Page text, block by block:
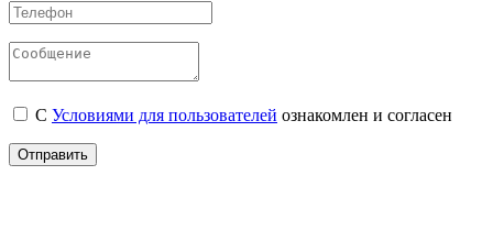
С Условиями для пользователей ознакомлен и согласен
Отправить